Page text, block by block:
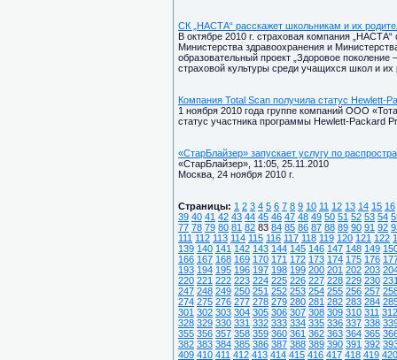
СК „НАСТА“ расскажет школьникам и их
В октябре 2010 г. страховая компания
Министерства здравоохранения и
образовательный проект „Здоровое
страховой культуры среди учащихся школ и их
Компания Total Scan получила статус Hewlett-
1 ноября 2010 года группе компаний ООО
статус участника программы Hewlett-Packard
«СтарБлайзер» запускает услугу по
«СтарБлайзер», 11:05, 25.11.2010
Москва, 24 ноября 2010 г.
Страницы: 1 2 3 4 5 6 7 8 9 10 11 12 13 14 15 16
39 40 41 42 43 44 45 46 47 48 49 50 51 52 53 54
77 78 79 80 81 82 83 84 85 86 87 88 89 90 91 92
111 112 113 114 115 116 117 118 119 120 121 122
139 140 141 142 143 144 145 146 147 148 149
166 167 168 169 170 171 172 173 174 175 176
193 194 195 196 197 198 199 200 201 202 203
220 221 222 223 224 225 226 227 228 229 230
247 248 249 250 251 252 253 254 255 256 257
274 275 276 277 278 279 280 281 282 283 284
301 302 303 304 305 306 307 308 309 310 311 312
328 329 330 331 332 333 334 335 336 337 338
355 356 357 358 359 360 361 362 363 364 365
382 383 384 385 386 387 388 389 390 391 392
409 410 411 412 413 414 415 416 417 418 419 420